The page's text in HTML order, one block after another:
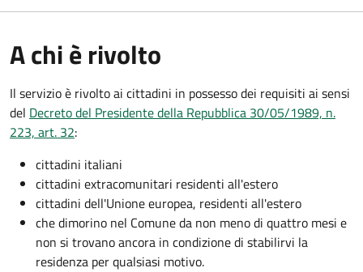
A chi è rivolto
Il servizio è rivolto ai cittadini in possesso dei requisiti ai sensi
del Decreto del Presidente della Repubblica 30/05/1989, n.
223, art. 32:
cittadini italiani
cittadini extracomunitari residenti all'estero
cittadini dell'Unione europea, residenti all'estero
che dimorino nel Comune da non meno di quattro mesi e
non si trovano ancora in condizione di stabilirvi la
residenza per qualsiasi motivo.